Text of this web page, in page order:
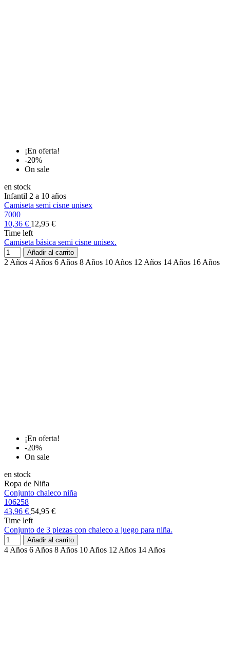
¡En oferta!
-20%
On sale
en stock
Infantil 2 a 10 años
Camiseta semi cisne unisex
7000
10,36 € 12,95 €
Time left
Camiseta básica semi cisne unisex.
Añadir al carrito
2 Años 4 Años 6 Años 8 Años 10 Años 12 Años 14 Años 16 Años
¡En oferta!
-20%
On sale
en stock
Ropa de Niña
Conjunto chaleco niña
106258
43,96 € 54,95 €
Time left
Conjunto de 3 piezas con chaleco a juego para niña.
Añadir al carrito
4 Años 6 Años 8 Años 10 Años 12 Años 14 Años